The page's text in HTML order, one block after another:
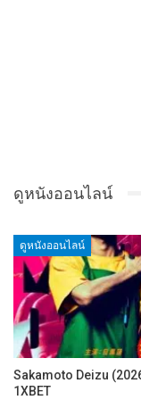
ดูหนังออนไลน์
ดูหนังออนไลน์
Sakamoto Deizu
1XBET